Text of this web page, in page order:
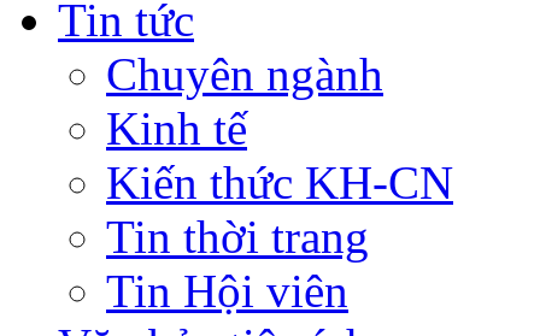
Tin tức
Chuyên ngành
Kinh tế
Kiến thức KH-CN
Tin thời trang
Tin Hội viên